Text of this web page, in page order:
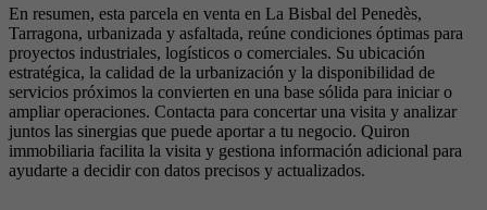
En resumen, esta parcela en venta en La Bisbal del Penedès,
Tarragona, urbanizada y asfaltada, reúne condiciones óptimas para
proyectos industriales, logísticos o comerciales. Su ubicación
estratégica, la calidad de la urbanización y la disponibilidad de
servicios próximos la convierten en una base sólida para iniciar o
ampliar operaciones. Contacta para concertar una visita y analizar
juntos las sinergias que puede aportar a tu negocio. Quiron
immobiliaria facilita la visita y gestiona información adicional para
ayudarte a decidir con datos precisos y actualizados.